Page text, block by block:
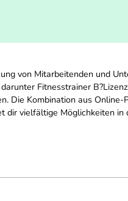
von Mitarbeitenden und
Fitnesstrainer
Die Kombination aus
dir vielfältige Möglichkeiten in